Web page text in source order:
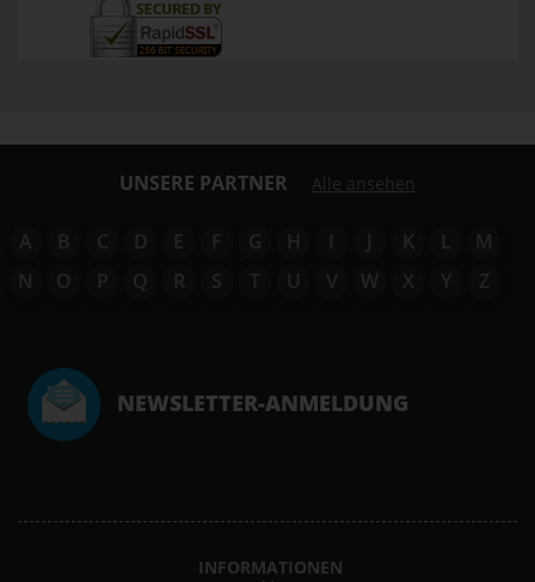
UNSERE PARTNER Alle ansehen
A B C D E F G H I J K L
M
N
O P Q R S T U V W X Y Z
NEWSLETTER-ANMELDUNG
INFORMATIONEN